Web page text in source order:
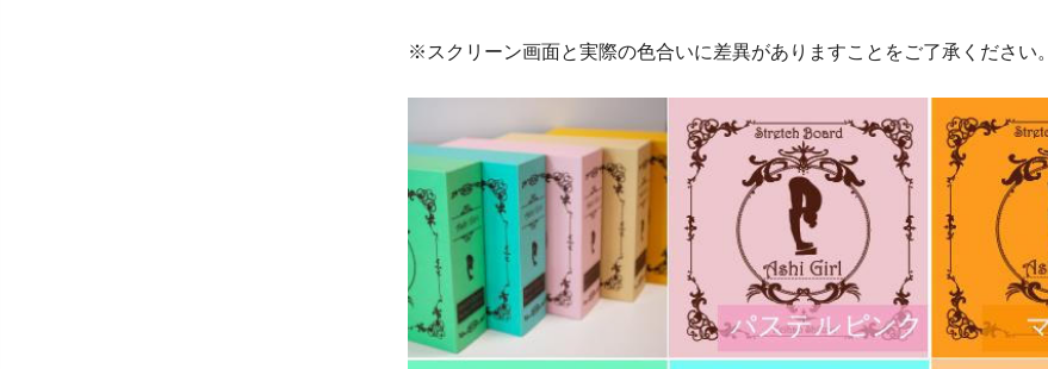
※スクリーン画面と実際の色合いに差異がありますことをご了承ください。